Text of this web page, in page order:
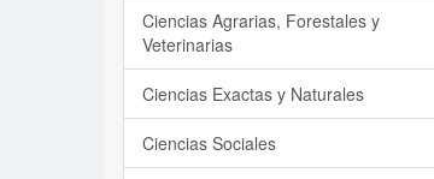
Ciencias Agrarias, Forestales y
Veterinarias
Ciencias Exactas y Naturales
Ciencias Sociales